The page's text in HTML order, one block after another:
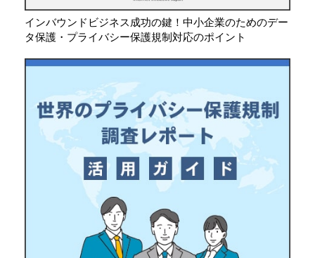
インバウンドビジネス成功の鍵！中小企業のためのデー
タ保護・プライバシー保護規制対応のポイント